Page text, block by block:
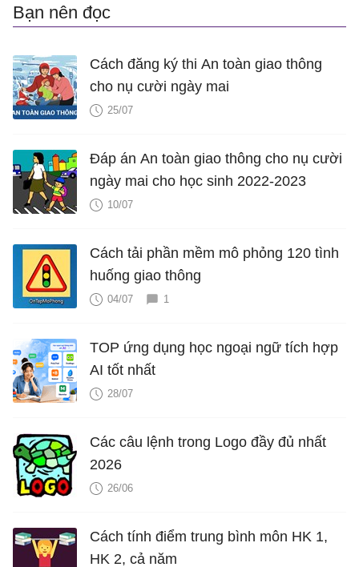
Bạn nên đọc
Cách đăng ký thi An toàn giao thông
cho nụ cười ngày mai
25/07
Đáp án An toàn giao thông cho nụ cười
ngày mai cho học sinh 2022-2023
10/07
Cách tải phần mềm mô phỏng 120 tình
huống giao thông
04/07 1
TOP ứng dụng học ngoại ngữ tích hợp
AI tốt nhất
28/07
Các câu lệnh trong Logo đầy đủ nhất
2026
26/06
Cách tính điểm trung bình môn HK 1,
HK 2, cả năm